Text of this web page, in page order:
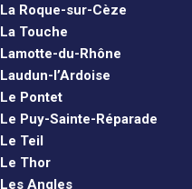
La Roque-sur-Cèze
La Touche
Lamotte-du-Rhône
Laudun-l’Ardoise
Le Pontet
Le Puy-Sainte-Réparade
Le Teil
Le Thor
Les Angles